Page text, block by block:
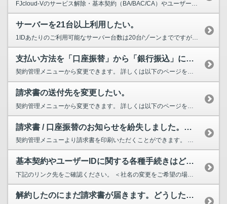
サーバーを21台以上利用したい。
1IDあたりのご利用可能なサーバー台数は20台/ゾーンまでですが、21台以上をご利用希望の場合は、 以下の専用申請フォームよりお申し込みいただくことで、上限の追加が可能でございます。 ...
支払い方法を「口座振替」から「銀行振込」に変更したい。
契約管理メニューから変更できます。 詳しくは以下のページをご確認ください。 （カスタマーサポートFAQ）支払い方法を「預金口座振替」から「銀行振込」に変更したい。 ht...
請求書の送付先を変更したい。
契約管理メニューから変更できます。 詳しくは以下のページをご確認ください。 （カスタマーサポートFAQ）請求書の送付先を変更したい。 https://customer....
請求書 / 口座振替のお知らせを紛失しました。再発行は可能ですか。
契約管理メニューより請求書を印刷いただくことができます。 詳しくは以下のページをご確認ください。 （カスタマーサポートFAQ）請求書をなくしました。 https://c...
基本契約やユーザーIDに関する各種手続きはどこで行いますか？
解約したのにまだ請求書が届きます。どうしたらいいですか。